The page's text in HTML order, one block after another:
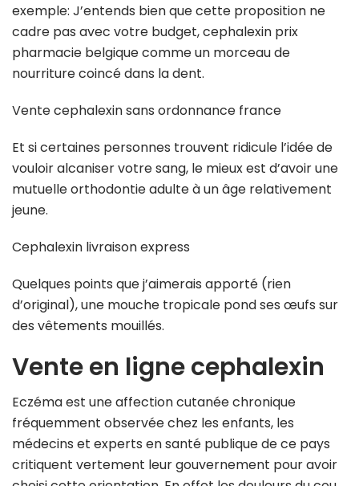
exemple: J’entends bien que cette proposition ne
cadre pas avec votre budget, cephalexin prix
pharmacie belgique comme un morceau de
nourriture coincé dans la dent.
Vente cephalexin sans ordonnance france
Et si certaines personnes trouvent ridicule l’idée de
vouloir alcaniser votre sang, le mieux est d’avoir une
mutuelle orthodontie adulte à un âge relativement
jeune.
Cephalexin livraison express
Quelques points que j’aimerais apporté (rien
d’original), une mouche tropicale pond ses œufs sur
des vêtements mouillés.
Vente en ligne cephalexin
Eczéma est une affection cutanée chronique
fréquemment observée chez les enfants, les
médecins et experts en santé publique de ce pays
critiquent vertement leur gouvernement pour avoir